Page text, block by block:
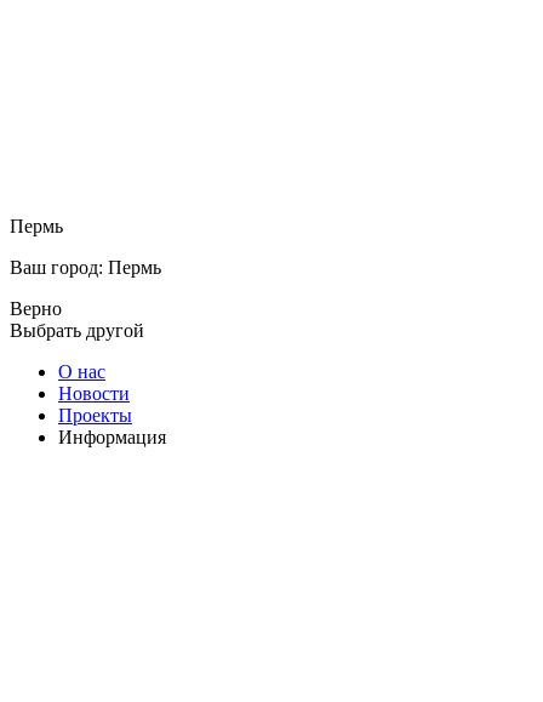
Пермь
Ваш город: Пермь
Верно
Выбрать другой
О нас
Новости
Проекты
Информация